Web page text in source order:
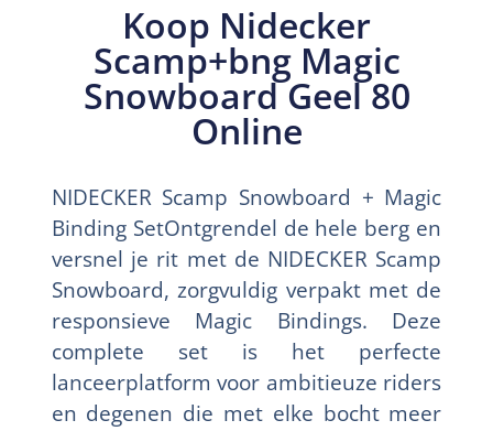
Koop Nidecker
Scamp+bng Magic
Snowboard Geel 80
Online
NIDECKER Scamp Snowboard + Magic
Binding SetOntgrendel de hele berg en
versnel je rit met de NIDECKER Scamp
Snowboard, zorgvuldig verpakt met de
responsieve Magic Bindings. Deze
complete set is het perfecte
lanceerplatform voor ambitieuze riders
en degenen die met elke bocht meer